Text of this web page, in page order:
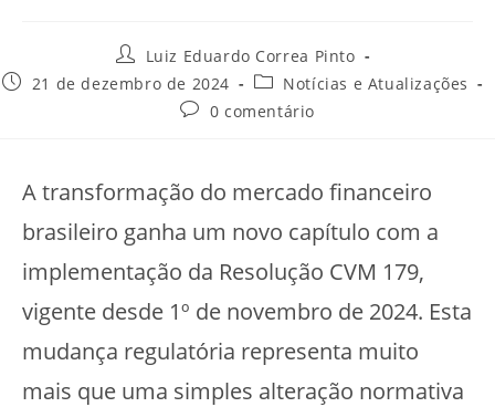
Luiz Eduardo Correa Pinto
21 de dezembro de 2024
Notícias e Atualizações
0 comentário
A transformação do mercado financeiro
brasileiro ganha um novo capítulo com a
implementação da Resolução CVM 179,
vigente desde 1º de novembro de 2024. Esta
mudança regulatória representa muito
mais que uma simples alteração normativa